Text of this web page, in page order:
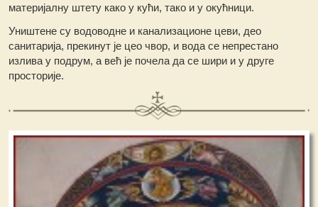
материјалну штету како у кући, тако и у окућници.
Уништене су водоводне и канализационе цеви, део
санитарија, прекинут је цео чвор, и вода се непрестано
излива у подрум, а већ је почела да се шири и у друге
просторије.